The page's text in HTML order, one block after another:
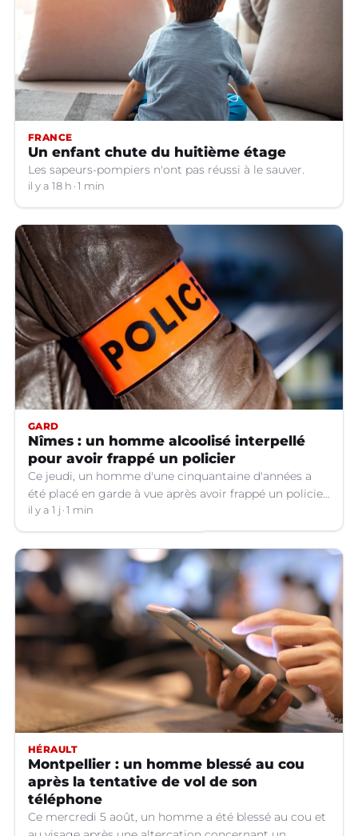
FRANCE
Un enfant chute du huitième étage
Les sapeurs-pompiers n'ont pas réussi à le sauver.
il y a 18 h 1 min
GARD
Nîmes : un homme alcoolisé interpellé
pour avoir frappé un policier
Ce jeudi, un homme d'une cinquantaine d'années a
été placé en garde à vue après avoir frappé un policier
hors service à Nîmes (Gard).
il y a 1 j 1 min
HÉRAULT
Montpellier : un homme blessé au cou
après la tentative de vol de son
téléphone
Ce mercredi 5 août, un homme a été blessé au cou et